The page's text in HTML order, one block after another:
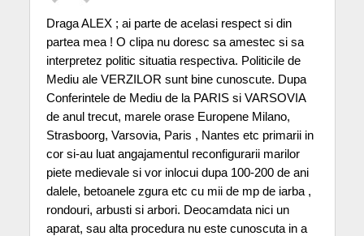
Draga ALEX ; ai parte de acelasi respect si din
partea mea ! O clipa nu doresc sa amestec si sa
interpretez politic situatia respectiva. Politicile de
Mediu ale VERZILOR sunt bine cunoscute. Dupa
Conferintele de Mediu de la PARIS si VARSOVIA
de anul trecut, marele orase Europene Milano,
Strasboorg, Varsovia, Paris , Nantes etc primarii in
cor si-au luat angajamentul reconfigurarii marilor
piete medievale si vor inlocui dupa 100-200 de ani
dalele, betoanele zgura etc cu mii de mp de iarba ,
rondouri, arbusti si arbori. Deocamdata nici un
aparat, sau alta procedura nu este cunoscuta in a